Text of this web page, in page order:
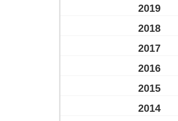
2019
2018
2017
2016
2015
2014